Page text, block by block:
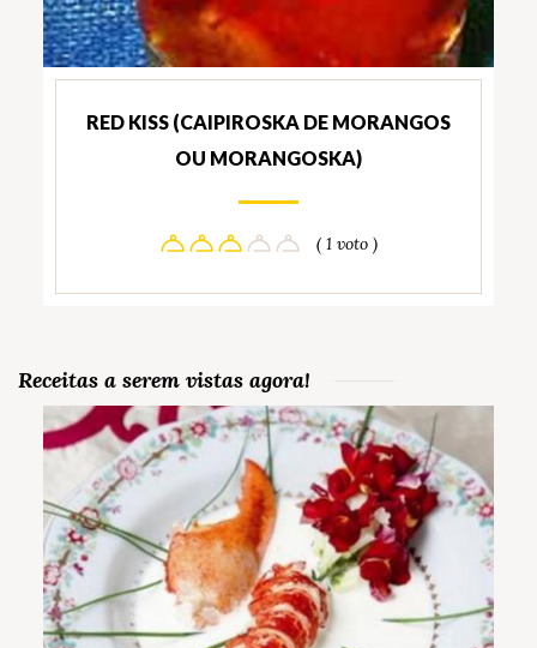
RED KISS (CAIPIROSKA DE MORANGOS
OU MORANGOSKA)
( 1 voto )
Receitas a serem vistas agora!